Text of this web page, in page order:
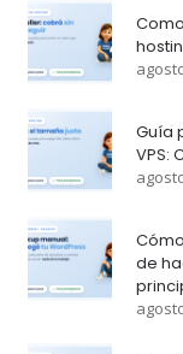
Guía
VPS:
de